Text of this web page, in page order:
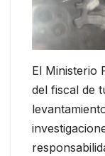
El Ministerio
del fiscal de